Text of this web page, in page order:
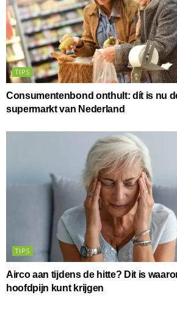
TIPS
Consumentenbond onthult: dít is nu
supermarkt van Nederland
TIPS
Airco aan tijdens de hitte? Dit is
hoofdpijn kunt krijgen